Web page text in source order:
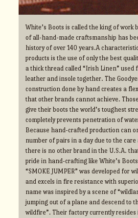
White’s Boots is called the king of work
of all-hand-made craftsmanship has
history of over 140 years.A
products is the use of only the best
a thick thread called “Irish Linen” used
leather and insole together. The
construction done by hand creates a
that other brands cannot achieve.
give their boots the world’s toughest
completely prevents penetration of
Because hand-crafted production can
number of pairs in a day due to the care
there is no other brand in the U.S.A.
pride in hand-crafting like White’s
“SMOKE JUMPER” was developed for
and excels in fire resistance with
name was inspired by a scene of
jumping out of a plane and descend to
wildfire”. Their factory currently resides